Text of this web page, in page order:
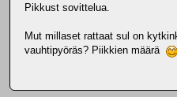
Pikkust sovittelua.
Mut millaset rattaat sul on
vauhtipyöräs? Piikkien määrä